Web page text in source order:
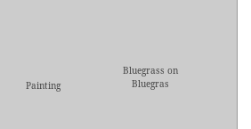
Painting
Bluegrass on
Bluegras